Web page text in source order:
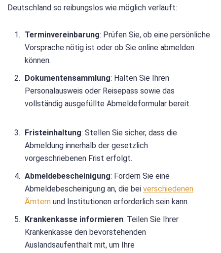
Deutschland so reibungslos wie möglich verläuft:
Terminvereinbarung: Prüfen Sie, ob eine persönliche
Vorsprache nötig ist oder ob Sie online abmelden
können.
Dokumentensammlung: Halten Sie Ihren
Personalausweis oder Reisepass sowie das
vollständig ausgefüllte Abmeldeformular bereit.
Fristeinhaltung: Stellen Sie sicher, dass die
Abmeldung innerhalb der gesetzlich
vorgeschriebenen Frist erfolgt.
Abmeldebescheinigung: Fordern Sie eine
Abmeldebescheinigung an, die bei verschiedenen
Ämtern und Institutionen erforderlich sein kann.
Krankenkasse informieren: Teilen Sie Ihrer
Krankenkasse den bevorstehenden
Auslandsaufenthalt mit, um Ihre